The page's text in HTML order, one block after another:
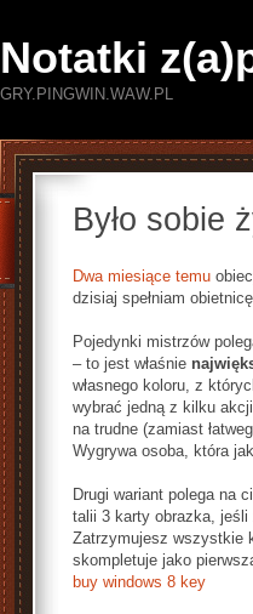
Notatki
GRY.PINGWIN.WAW.PL
Było sobie
Dwa miesiące temu
dzisiaj spełniam
Pojedynki mistrzów
– to jest właśnie
własnego koloru, z
wybrać jedną z kilku
na trudne (zamiast
Wygrywa osoba, która
Drugi wariant polega na
talii 3 karty obrazka, jeśli
Zatrzymujesz wszystkie
skompletuje jako
buy windows 8 key